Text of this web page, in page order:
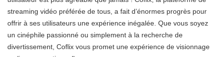
streaming vidéo préférée de tous, a fait d’énormes progrès pour
offrir à ses utilisateurs une expérience inégalée. Que vous soyez
un cinéphile passionné ou simplement à la recherche de
divertissement, Coflix vous promet une expérience de visionnage